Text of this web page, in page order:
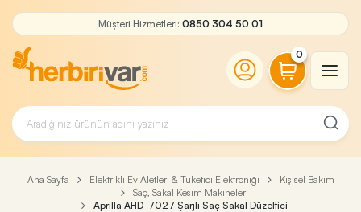
Müşteri Hizmetleri: 0850 304 50 01
0
Ana Sayfa Elektrikli Ev Aletleri & Tüketici Elektroniği
Kişisel Bakım
Saç, Sakal Kesim Makineleri
Aprilla AHD-7027 Şarjlı Saç Sakal Düzeltici